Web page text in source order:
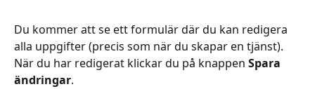
Du kommer att se ett formulär där du kan redigera
alla uppgifter (precis som när du skapar en tjänst).
När du har redigerat klickar du på knappen Spara
ändringar.